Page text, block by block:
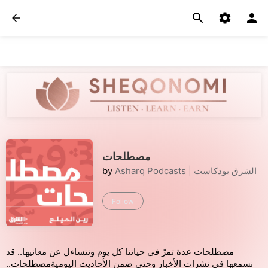
مصطلحات
by Asharq Podcasts | الشرق بودكاست
Follow
مصطلحات عدة تمرّ في حياتنا كل يوم ونتساءل عن معانيها.. قد
نسمعها في نشرات الأخبار وحتى ضمن الأحاديث اليوميةمصطلحات..